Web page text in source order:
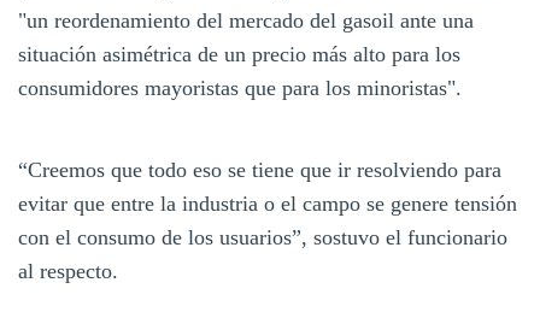
"un reordenamiento del mercado del gasoil ante una
situación asimétrica de un precio más alto para los
consumidores mayoristas que para los minoristas".
“Creemos que todo eso se tiene que ir resolviendo para
evitar que entre la industria o el campo se genere tensión
con el consumo de los usuarios”, sostuvo el funcionario
al respecto.